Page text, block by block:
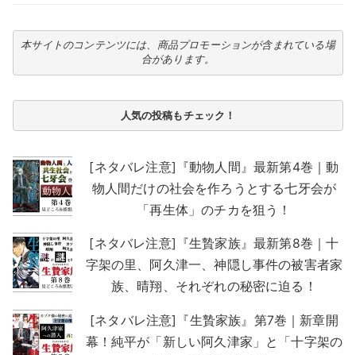
本サイトのコンテンツには、商品プロモーションが含まれている場
合があります。
人気の投稿もチェック！
[ネタバレ注意]『動物人間』最新第4巻｜動
物人間だけの社会を作ろうとする七牙会が
「再生体」のチカを狙う！
[ネタバレ注意]『生贄家族』最新第8巻｜十
字架の里、阿久津一、神隠し事件の被害者家
族、晴翔、それぞれの秘密に迫る！
[ネタバレ注意]『生贄家族』第7巻｜新章開
幕！純平が「新しい阿久津家」と「十字架の